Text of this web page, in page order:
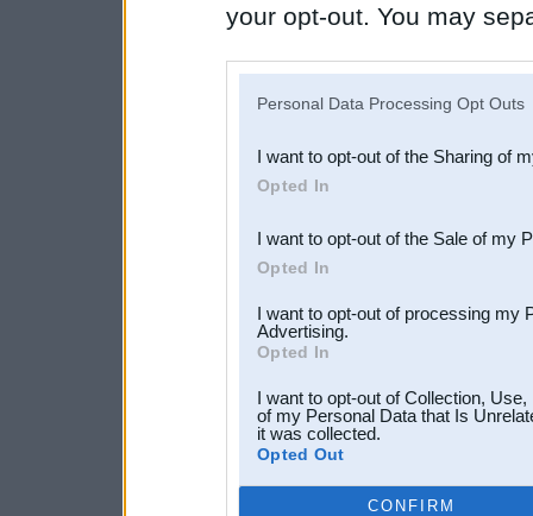
your opt-out. You may
Downstream Participants
third parties.
Personal Data Processing Opt Outs
I want to opt-out of the Sharing of
Opted In
I want to opt-out of the Sale of my
Opted In
I want to opt-out of processing my
Advertising.
Opted In
I want to opt-out of Collection,
of my Personal Data that Is
it was collected.
Opted Out
CONFIRM